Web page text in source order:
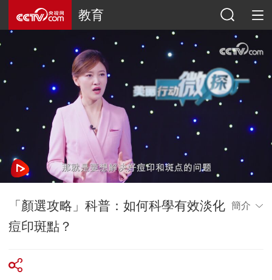
教育
「顏選攻略」科普：如何科學有效淡化
痘印斑點？
簡介